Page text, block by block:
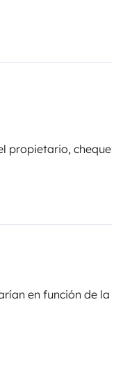
propietario, cheque
en función de la